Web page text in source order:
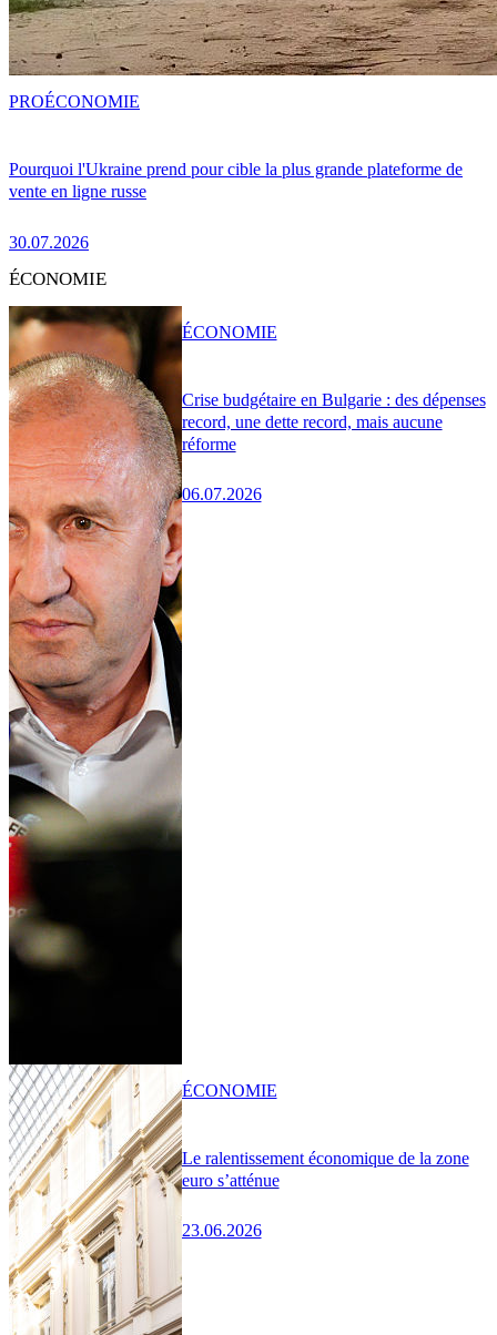
Pourquoi l'Ukraine prend pour cible la plus grande plateforme de
vente en ligne russe
30.07.2026
PROÉCONOMIE
ÉCONOMIE
Crise budgétaire en Bulgarie : des dépenses
record, une dette record, mais aucune
réforme
06.07.2026
ÉCONOMIE
Le ralentissement économique de la zone
euro s’atténue
23.06.2026
ÉCONOMIE